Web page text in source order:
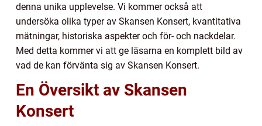
denna unika upplevelse. Vi kommer också att
undersöka olika typer av Skansen Konsert, kvantitativa
mätningar, historiska aspekter och för- och nackdelar.
Med detta kommer vi att ge läsarna en komplett bild av
vad de kan förvänta sig av Skansen Konsert.
En Översikt av Skansen
Konsert